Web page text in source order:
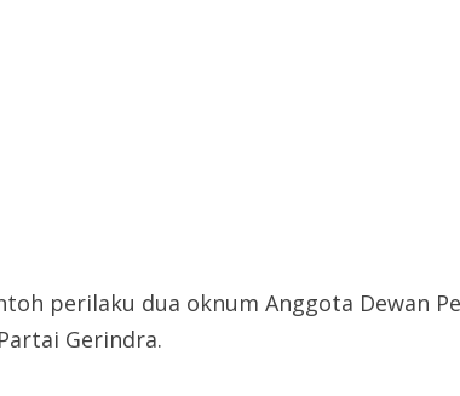
perilaku dua oknum Anggota Dewan
Gerindra.